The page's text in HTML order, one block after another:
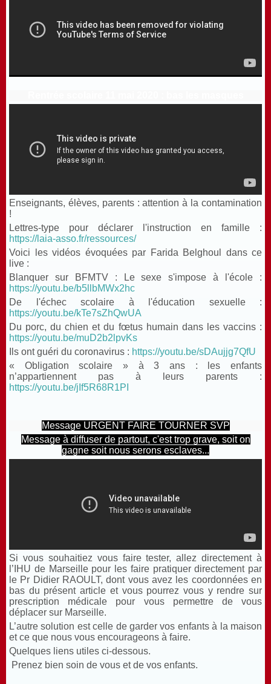
Enseignants, élèves, parents : attention à la contamination
!
Lettres-type pour déclarer l'instruction en famille :
https://laia-asso.fr/ressources/
Voici les vidéos évoquées par Farida Belghoul dans ce
live :
Blanquer sur BFMTV : Le sexe s'impose à l'école :
https://youtu.be/b5llbMWx2hc
De l'échec scolaire à l'éducation sexuelle :
https://youtu.be/kTe7sZhQwUA
Du porc, du chien et du fœtus humain dans les vaccins :
https://youtu.be/muD2b2lpvKs
Ils ont guéri du coronavirus : https://youtu.be/sDAujjg7QfU
« Obligation scolaire » à 3 ans : les enfants
n’appartiennent pas à leurs parents :
https://youtu.be/jIf5R68R1PI
Message URGENT FAIRE TOURNER SVP
Message à diffuser de partout, c'est trop grave, soit on
gagne soit nous serons esclaves...
Si vous souhaitiez vous faire tester, allez directement à
l’IHU de Marseille pour les faire pratiquer directement par
le Pr Didier RAOULT, dont vous avez les coordonnées en
bas du présent article et vous pourrez vous y rendre sur
prescription médicale pour vous permettre de vous
déplacer sur Marseille.
L’autre solution est celle de garder vos enfants à la maison
et ce que nous vous encourageons à faire.
Quelques liens utiles ci-dessous.
Prenez bien soin de vous et de vos enfants.